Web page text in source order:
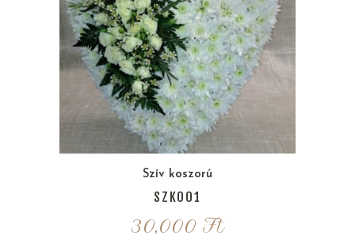
Szív koszorú
SZK001
30,000 Ft